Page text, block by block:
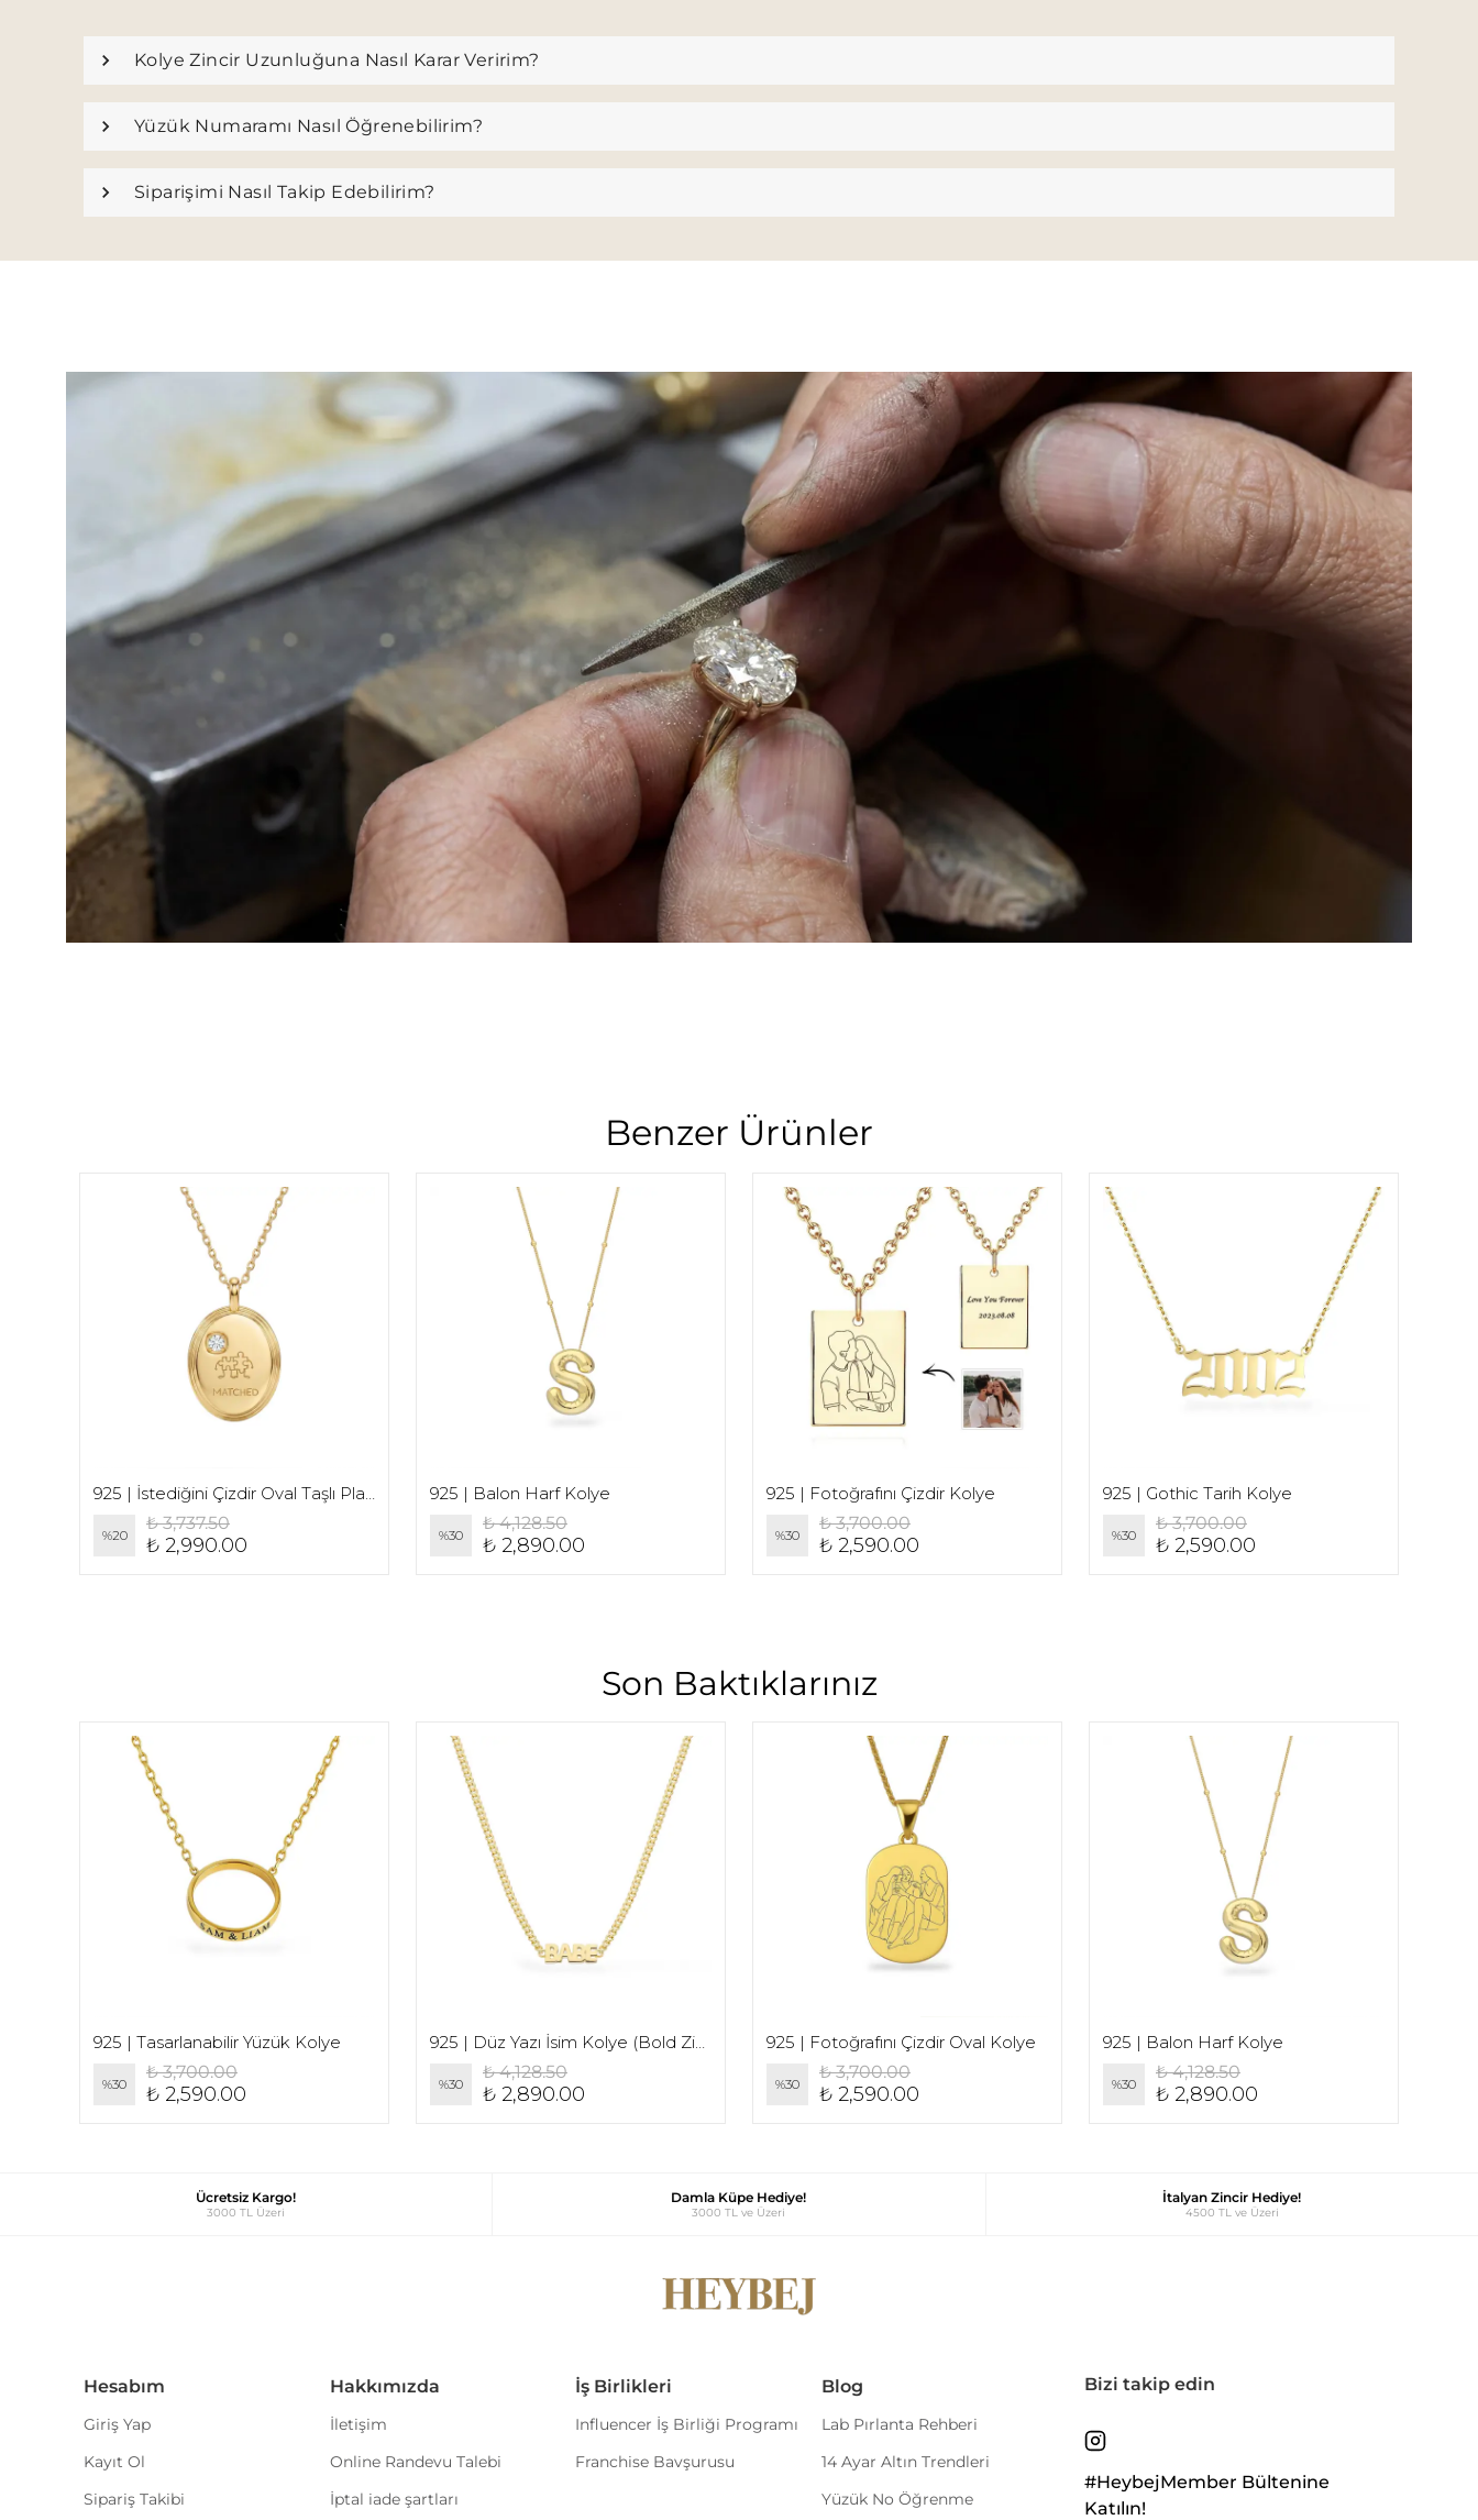
Kolye Zincir Uzunluğuna Nasıl Karar Veririm?
Yüzük Numaramı Nasıl Öğrenebilirim?
Siparişimi Nasıl Takip Edebilirim?
Benzer Ürünler
%20
₺ 3,737.50
₺ 2,990.00
925 | Balon Harf Kolye
%30
₺ 4,128.50
₺ 2,890.00
925 | Fotoğrafını Çizdir Kolye
%30
₺ 3,700.00
₺ 2,590.00
925 | Gothic Tarih Kolye
%30
₺ 3,700.00
₺ 2,590.00
Son Baktıklarınız
925 | Tasarlanabilir Yüzük Kolye
%30
₺ 3,700.00
₺ 2,590.00 %30
₺ 4,128.50
₺ 2,890.00
925 | Fotoğrafını Çizdir Oval Kolye
%30
₺ 3,700.00
₺ 2,590.00
925 | Balon Harf Kolye
%30
₺ 4,128.50
₺ 2,890.00
Ücretsiz Kargo!
3000 TL Üzeri
Damla Küpe Hediye!
3000 TL ve Üzeri
İtalyan Zincir Hediye!
4500 TL ve Üzeri
Hesabım
Giriş Yap
Kayıt Ol
Sipariş Takibi
Hakkımızda
İletişim
Online Randevu Talebi
İptal iade şartları
İş Birlikleri
Influencer İş Birliği Programı
Franchise Bavşurusu
Blog
Lab Pırlanta Rehberi
14 Ayar Altın Trendleri
Yüzük No Öğrenme
Bizi takip edin
#HeybejMember Bültenine
Katılın!